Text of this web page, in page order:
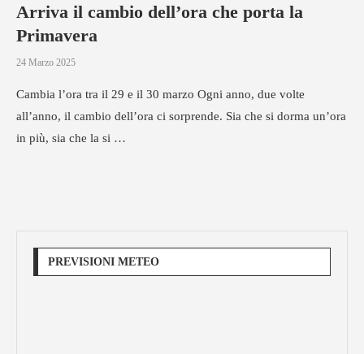
Arriva il cambio dell’ora che porta la
Primavera
24 Marzo 2025
Cambia l’ora tra il 29 e il 30 marzo Ogni anno, due volte
all’anno, il cambio dell’ora ci sorprende. Sia che si dorma un’ora
in più, sia che la si …
PREVISIONI METEO